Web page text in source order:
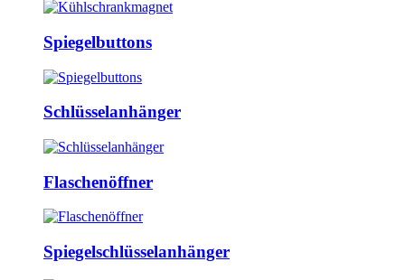
Spiegelbuttons
Schlüsselanhänger
Flaschenöffner
Spiegelschlüsselanhänger